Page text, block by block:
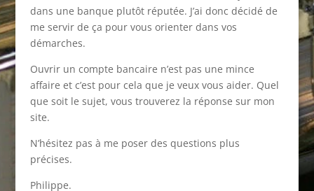
dans une banque plutôt réputée. J’ai donc décidé de
me servir de ça pour vous orienter dans vos
démarches.
Ouvrir un compte bancaire n’est pas une mince
affaire et c’est pour cela que je veux vous aider. Quel
que soit le sujet, vous trouverez la réponse sur mon
site.
N’hésitez pas à me poser des questions plus
précises.
Philippe.